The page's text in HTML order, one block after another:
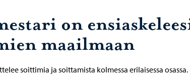
on
maailmaan
soittimia ja soittamista kolmessa erilaisessa osassa.